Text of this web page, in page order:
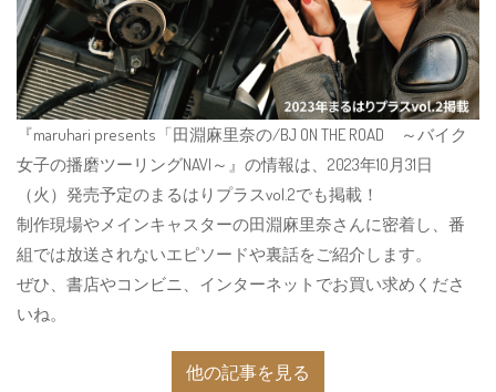
『maruhari presents「田淵麻里奈の/BJ ON THE ROAD ～バイク
女子の播磨ツーリングNAVI～』の情報は、2023年10月31日
（火）発売予定のまるはりプラスvol.2でも掲載！
制作現場やメインキャスターの田淵麻里奈さんに密着し、番
組では放送されないエピソードや裏話をご紹介します。
ぜひ、書店やコンビニ、インターネットでお買い求めくださ
いね。
他の記事を見る